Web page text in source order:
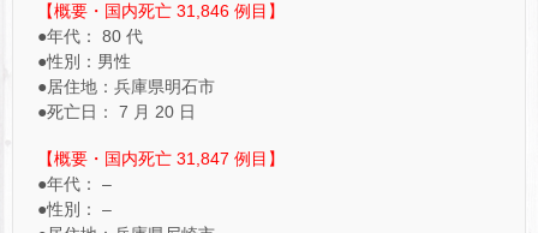
【概要・国内死亡 31,846 例目】
●年代： 80 代
●性別：男性
●居住地：兵庫県明石市
●死亡日： 7 月 20 日
【概要・国内死亡 31,847 例目】
●年代： –
●性別： –